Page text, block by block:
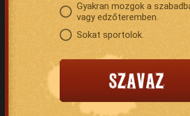
Gyakran mozgok a
vagy edzőteremben.
Sokat sportolok.